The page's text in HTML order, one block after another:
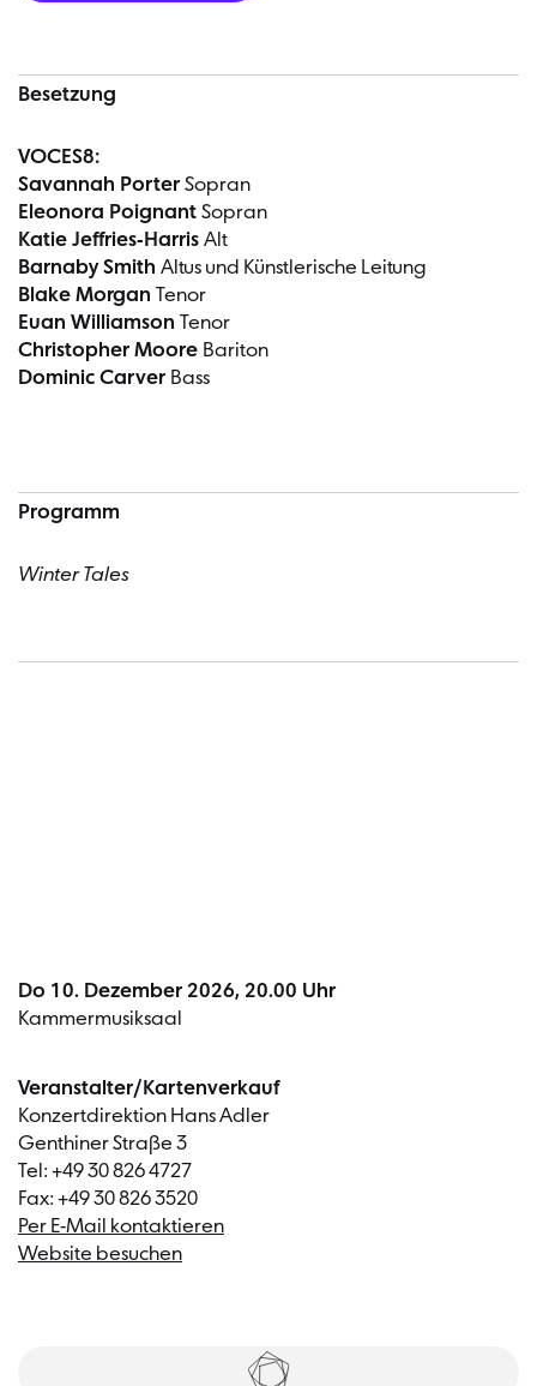
Besetzung
VOCES8:
Savannah Porter Sopran
Eleonora Poignant Sopran
Katie Jeffries-Harris Alt
Barnaby Smith Altus und Künstlerische Leitung
Blake Morgan Tenor
Euan Williamson Tenor
Christopher Moore Bariton
Dominic Carver Bass
Programm
Winter Tales
Do 10. Dezember 2026, 20.00 Uhr
Kammermusiksaal
Veranstalter/Kartenverkauf
Konzertdirektion Hans Adler
Genthiner Straße 3
Tel: +49 30 826 4727
Fax: +49 30 826 3520
Per E-Mail kontaktieren
Website besuchen
Tickets